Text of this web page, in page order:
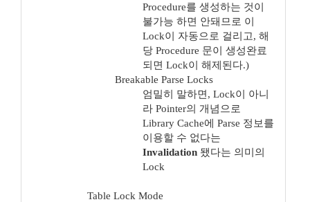
Procedure를 생성하는 것이
불가능 하면 안돼므로 이
Lock이 자동으로 걸리고, 해
당 Procedure 문이 생성완료
되면 Lock이 해제된다.)
Breakable Parse Locks
엄밀히 말하면, Lock이 아니
라 Pointer의 개념으로
Library Cache에 Parse 정보를
이용할 수 없다는
Invalidation 됐다는 의미의
Lock
Table Lock Mode